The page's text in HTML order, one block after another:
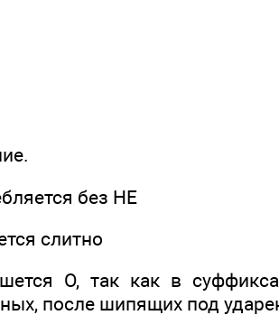
без НЕ
слитно
О, так как в
после шипящих под